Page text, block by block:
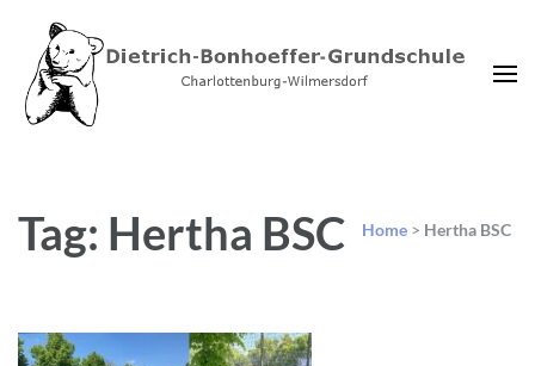
Tag: Hertha BSC Home > Hertha BSC